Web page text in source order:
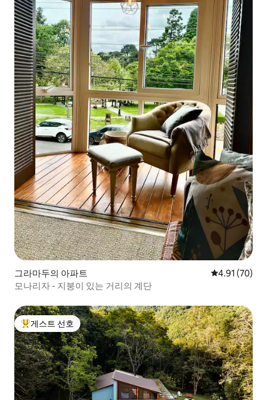
그라마두의 아파트 평점 4.91점
4.91 (70)
모나리자 - 지붕이 있는 거리의 계단
상위 게스트 선호
게스트 선호